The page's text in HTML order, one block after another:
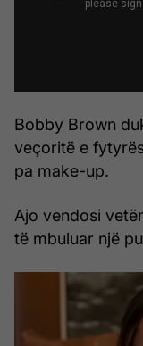
Bobby Brown
veçoritë e
pa make-up.
Ajo vendosi
të mbuluar një